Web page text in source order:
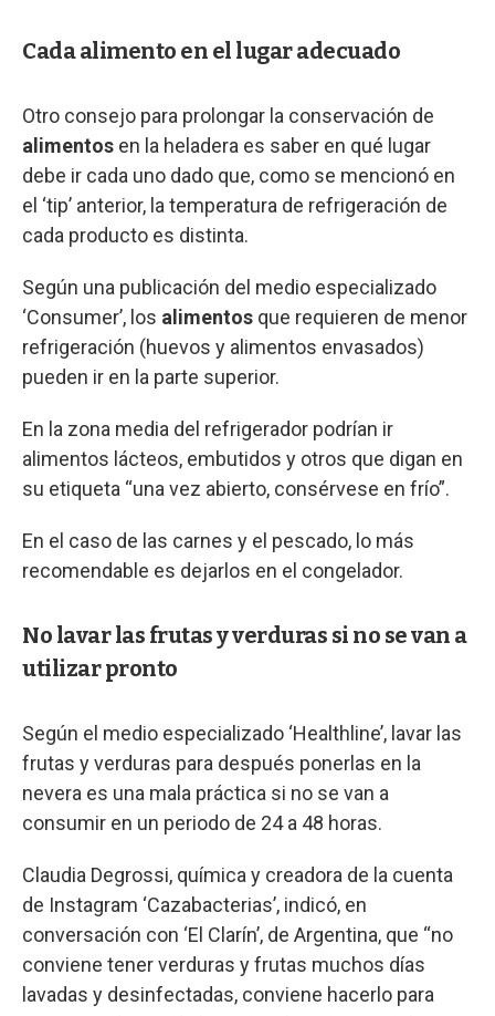
Cada alimento en el lugar adecuado
Otro consejo para prolongar la conservación de
alimentos en la heladera es saber en qué lugar
debe ir cada uno dado que, como se mencionó en
el ‘tip’ anterior, la temperatura de refrigeración de
cada producto es distinta.
Según una publicación del medio especializado
‘Consumer’, los alimentos que requieren de menor
refrigeración (huevos y alimentos envasados)
pueden ir en la parte superior.
En la zona media del refrigerador podrían ir
alimentos lácteos, embutidos y otros que digan en
su etiqueta “una vez abierto, consérvese en frío”.
En el caso de las carnes y el pescado, lo más
recomendable es dejarlos en el congelador.
No lavar las frutas y verduras si no se van a
utilizar pronto
Según el medio especializado ‘Healthline’, lavar las
frutas y verduras para después ponerlas en la
nevera es una mala práctica si no se van a
consumir en un periodo de 24 a 48 horas.
Claudia Degrossi, química y creadora de la cuenta
de Instagram ‘Cazabacterias’, indicó, en
conversación con ‘El Clarín’, de Argentina, que “no
conviene tener verduras y frutas muchos días
lavadas y desinfectadas, conviene hacerlo para